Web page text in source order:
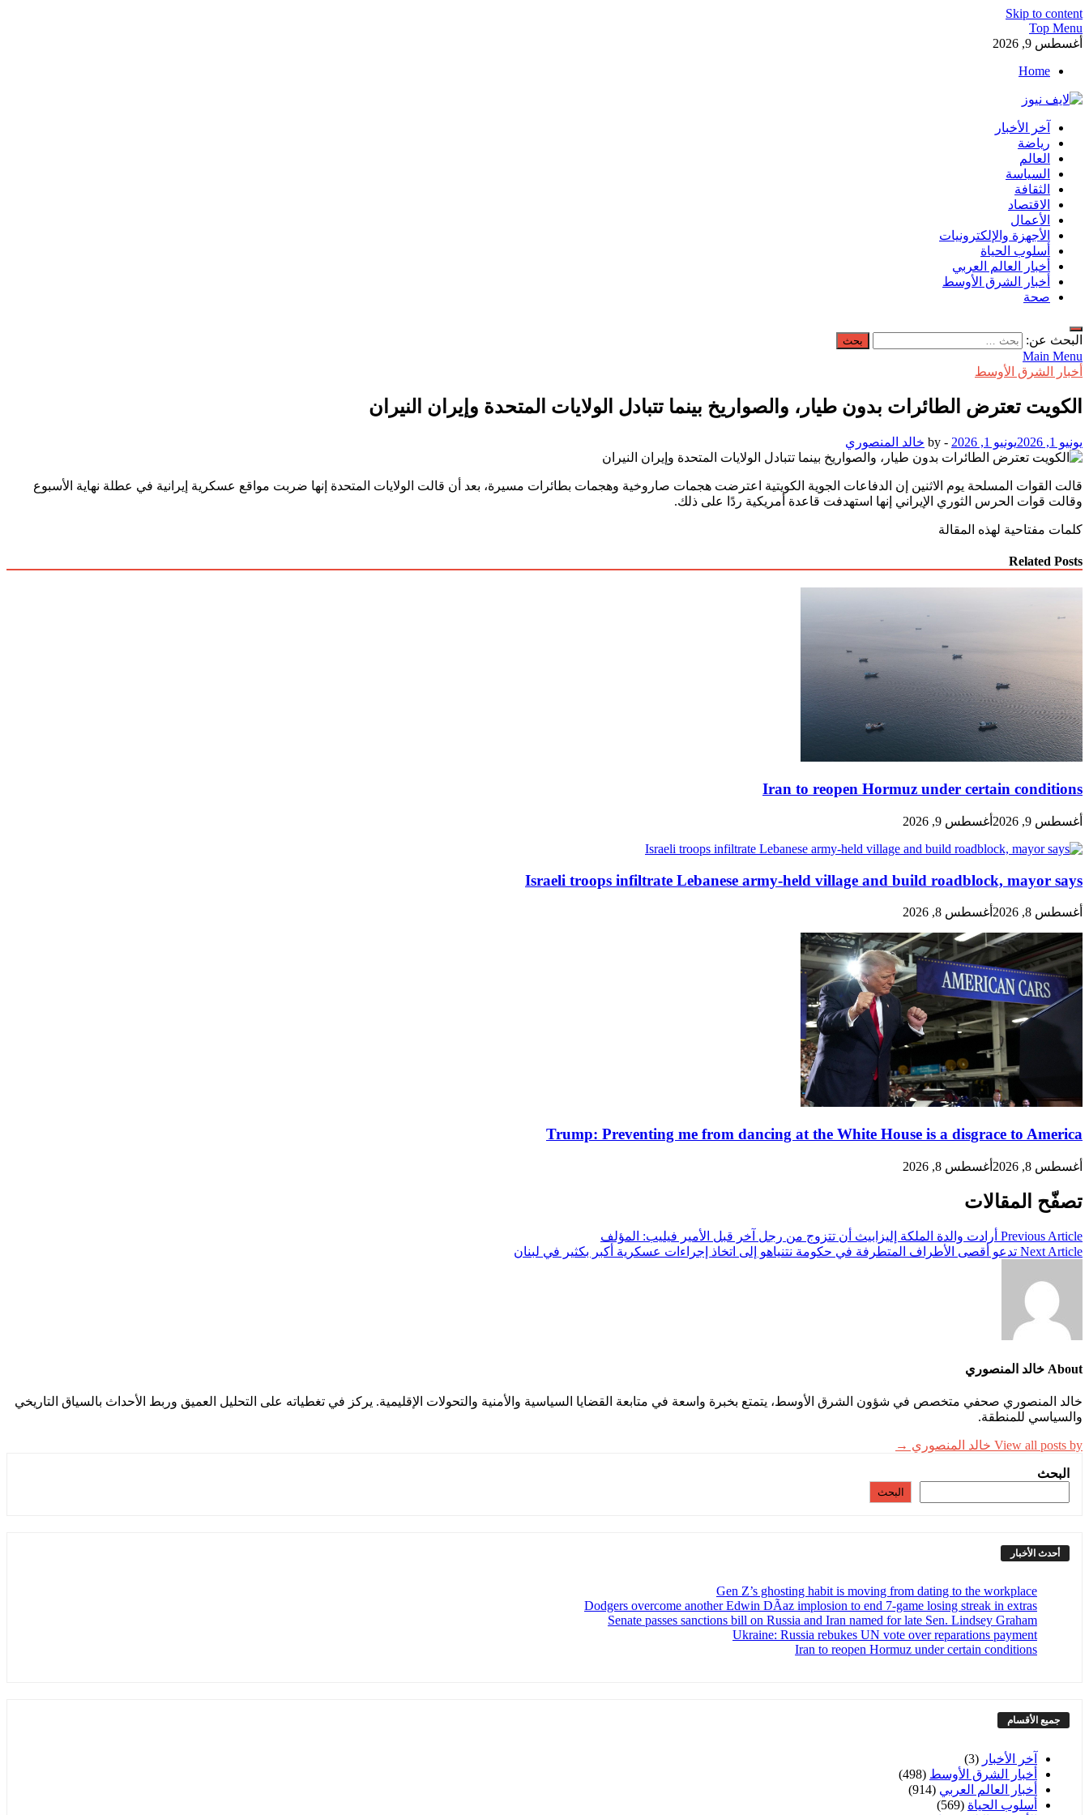
Skip to content
Top Menu
أغسطس 9, 2026
Home
لايف نيوز
آخر الأخبار العاجلة لحظة بلحظة من العالم العربي والعالم
آخر الأخبار
رياضة
العالم
السياسة
الثقافة
الاقتصاد
الأعمال
الأجهزة والإلكترونيات
أسلوب الحياة
أخبار العالم العربي
أخبار الشرق الأوسط
صحة
البحث عن:
Main Menu
أخبار الشرق الأوسط
الكويت تعترض الطائرات بدون طيار، والصواريخ بينما تتبادل الولايات المتحدة وإيران النيران
يونيو 1, 2026 يونيو 1, 2026 -
by خالد المنصوري
قالت القوات المسلحة يوم الاثنين إن الدفاعات الجوية الكويتية اعترضت هجمات صاروخية وهجمات بطائرات مسيرة، بعد أن قالت الولايات المتحدة إنها ضربت مواقع عسكرية إيرانية في عطلة نهاية الأسبوع
وقالت قوات الحرس الثوري الإيراني إنها استهدفت قاعدة أمريكية ردًا على ذلك.
كلمات مفتاحية لهذه المقالة
Related Posts
Iran to reopen Hormuz under certain conditions
أغسطس 9, 2026 أغسطس 9, 2026
Israeli troops infiltrate Lebanese army-held village and build roadblock, mayor says
أغسطس 8, 2026 أغسطس 8, 2026
Trump: Preventing me from dancing at the White House is a disgrace to America
أغسطس 8, 2026 أغسطس 8, 2026
تصفّح المقالات
Previous Article أرادت والدة الملكة إليزابيث أن تتزوج من رجل آخر قبل الأمير فيليب: المؤلف
Next Article تدعو أقصى الأطراف المتطرفة في حكومة نتنياهو إلى اتخاذ إجراءات عسكرية أكبر بكثير في لبنان
About خالد المنصوري
خالد المنصوري صحفي متخصص في شؤون الشرق الأوسط، يتمتع بخبرة واسعة في متابعة القضايا السياسية والأمنية والتحولات الإقليمية. يركز في تغطياته على التحليل العميق وربط الأحداث بالسياق التاريخي
والسياسي للمنطقة.
View all posts by خالد المنصوري →
البحث
البحث
أحدث الأخبار
Gen Z’s ghosting habit is moving from dating to the workplace
Dodgers overcome another Edwin DÃ­az implosion to end 7-game losing streak in extras
Senate passes sanctions bill on Russia and Iran named for late Sen. Lindsey Graham
Ukraine: Russia rebukes UN vote over reparations payment
Iran to reopen Hormuz under certain conditions
جميع الأقسام
آخر الأخبار (3)
أخبار الشرق الأوسط (498)
أخبار العالم العربي (914)
أسلوب الحياة (569)